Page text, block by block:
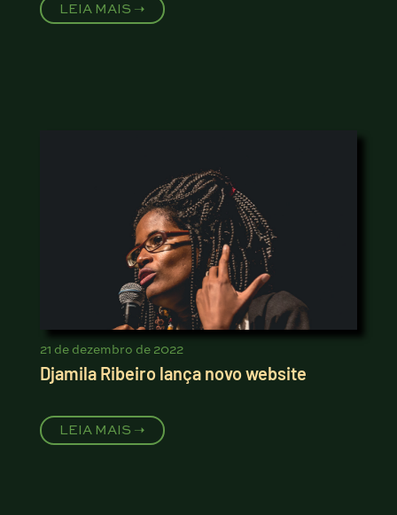
LEIA MAIS ➝
21 de dezembro de 2022
Djamila Ribeiro lança novo website
LEIA MAIS ➝